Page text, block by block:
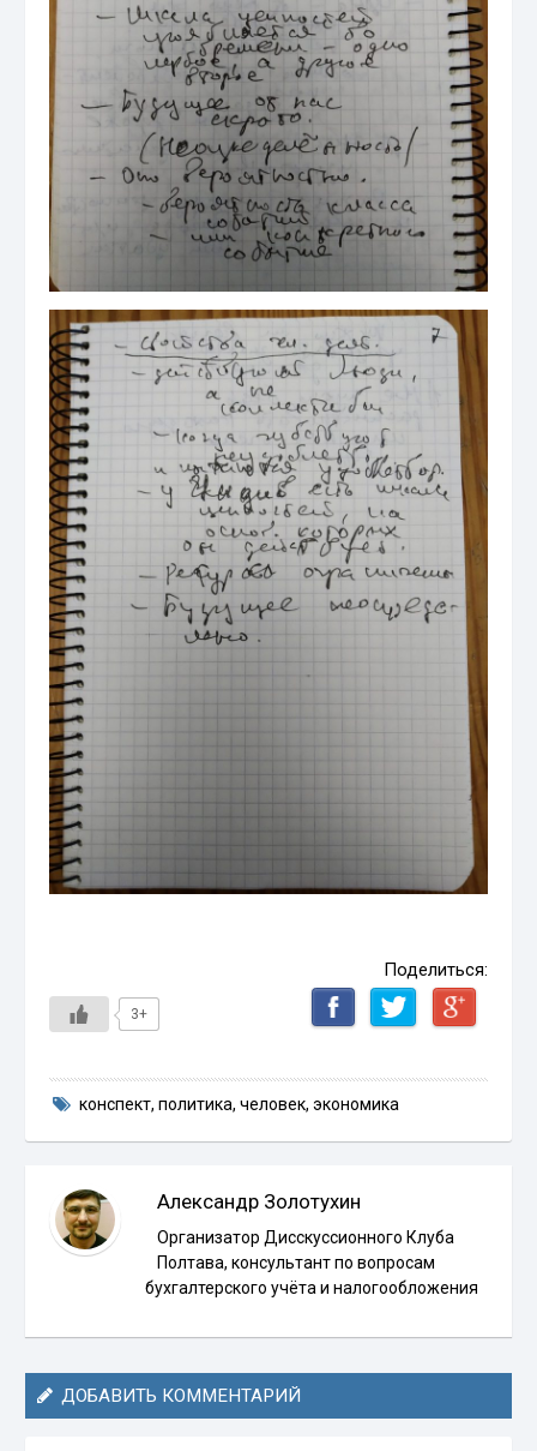
Поделиться:
3+
конспект, политика, человек, экономика
Александр Золотухин
Организатор Дисскуссионного Клуба
Полтава, консультант по вопросам
бухгалтерского учёта и налогообложения
ДОБАВИТЬ КОММЕНТАРИЙ